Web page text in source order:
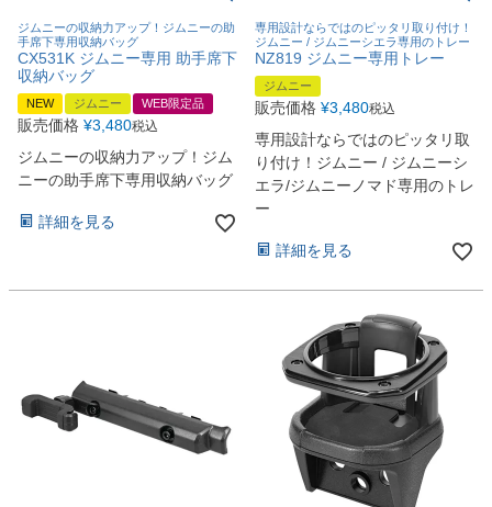
ジムニーの収納力アップ！ジムニーの助
手席下専用収納バッグ
CX531K ジムニー専用 助手席下
収納バッグ
NEW ジムニー WEB限定品
販売価格 ¥3,480税込
ジムニーの収納力アップ！ジム
ニーの助手席下専用収納バッグ
詳細を見る
専用設計ならではのピッタリ取り付け！
ジムニー / ジムニーシエラ専用のトレー
NZ819 ジムニー専用トレー
ジムニー
販売価格 ¥3,480税込
専用設計ならではのピッタリ取
り付け！ジムニー / ジムニーシ
エラ/ジムニーノマド専用のトレ
ー
詳細を見る